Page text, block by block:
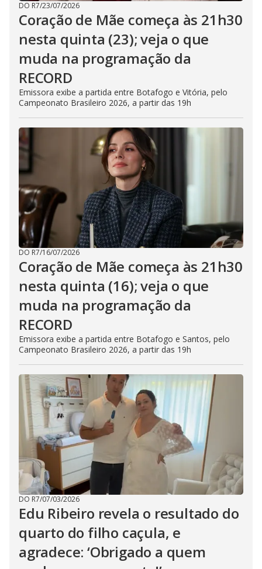
DO R7/23/07/2026
Coração de Mãe começa às 21h30
nesta quinta (23); veja o que
muda na programação da
RECORD
Emissora exibe a partida entre Botafogo e Vitória, pelo
Campeonato Brasileiro 2026, a partir das 19h
DO R7/16/07/2026
Coração de Mãe começa às 21h30
nesta quinta (16); veja o que
muda na programação da
RECORD
Emissora exibe a partida entre Botafogo e Santos, pelo
Campeonato Brasileiro 2026, a partir das 19h
DO R7/07/03/2026
Edu Ribeiro revela o resultado do
quarto do filho caçula, e
agradece: ‘Obrigado a quem